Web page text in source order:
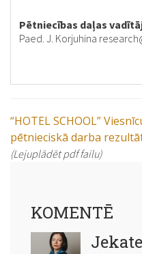
Pētniecības daļas
Paed. J. Korjuhina
“HOTEL SCHOOL”
pētnieciskā darba
(Lejuplādēt pdf failu)
KOMENTĒ